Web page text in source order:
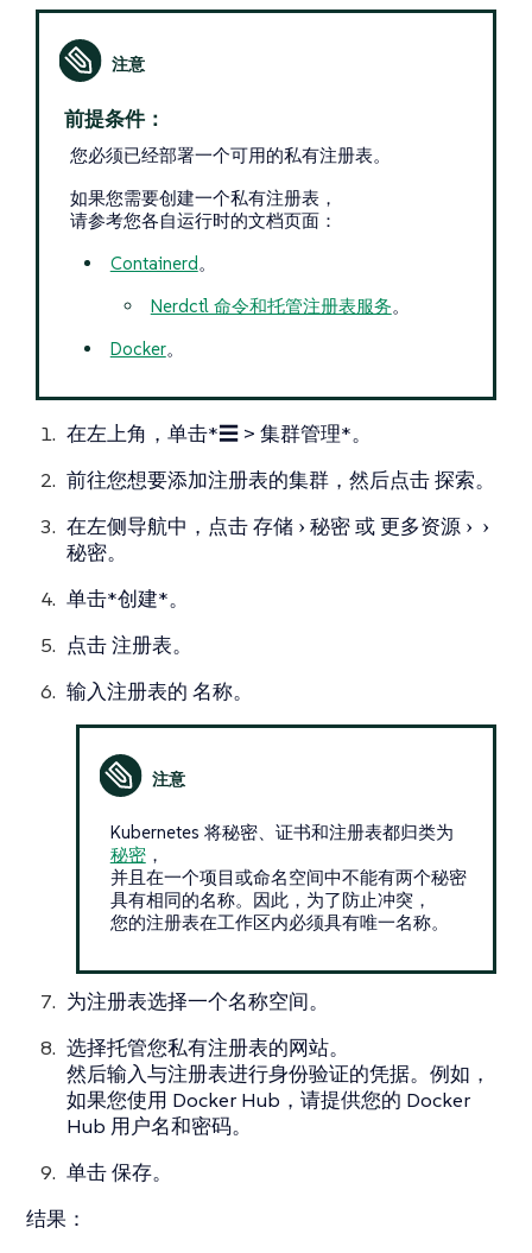
前提条件：
您必须已经部署一个可用的私有注册表。
如果您需要创建一个私有注册表，
请参考您各自运行时的文档页面：
Containerd。
Nerdctl 命令和托管注册表服务。
Docker。
在左上角，单击*☰ > 集群管理*。
前往您想要添加注册表的集群，然后点击探索。
在左侧导航中，点击存储 秘密或更多资源
秘密。
单击*创建*。
点击注册表。
输入注册表的 名称。
Kubernetes 将秘密、证书和注册表都归类为
秘密，
并且在一个项目或命名空间中不能有两个秘密
具有相同的名称。因此，为了防止冲突，
您的注册表在工作区内必须具有唯一名称。
为注册表选择一个名称空间。
选择托管您私有注册表的网站。
然后输入与注册表进行身份验证的凭据。例如，
如果您使用 Docker Hub，请提供您的 Docker
Hub 用户名和密码。
单击保存。
结果：